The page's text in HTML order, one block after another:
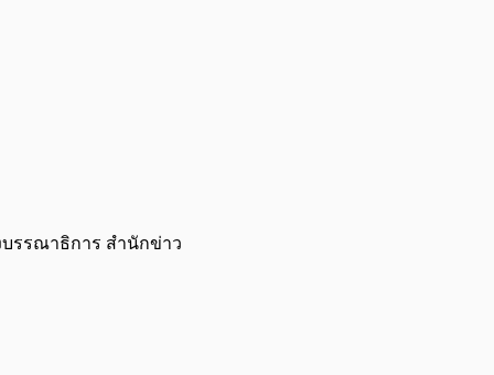
รรณาธิการ สำนักข่าว